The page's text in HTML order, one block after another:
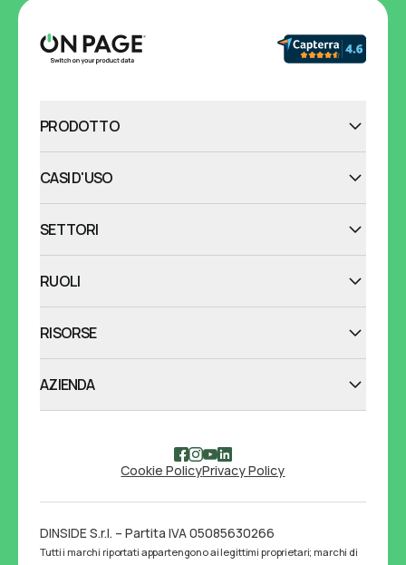
PRODOTTO
CASI D'USO
SETTORI
RUOLI
RISORSE
AZIENDA
Cookie PolicyPrivacy Policy
DINSIDE S.r.l. – Partita IVA 05085630266
Tutti i marchi riportati appartengono ai legittimi proprietari; marchi di